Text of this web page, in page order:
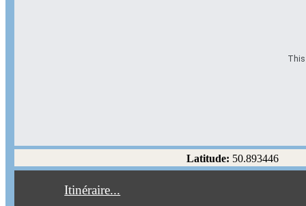
This
Latitude: 50.893446
Itinéraire...
Éviter les autoroutes
Éviter les péages
Reset